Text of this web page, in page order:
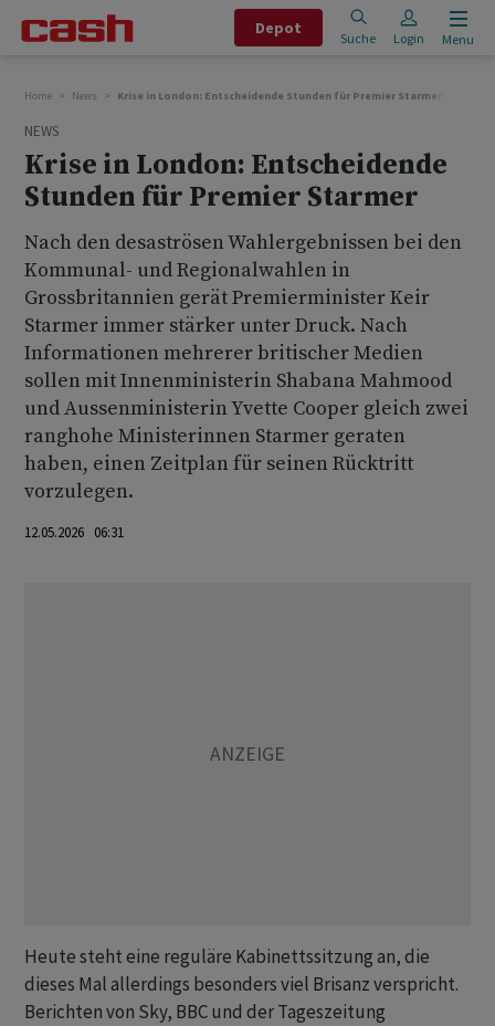
Depot
Suche Login Menu
Home News Krise in London: Entscheidende Stunden für Premier Starmer
NEWS
Krise in London: Entscheidende
Stunden für Premier Starmer
Nach den desaströsen Wahlergebnissen bei den
Kommunal- und Regionalwahlen in
Grossbritannien gerät Premierminister Keir
Starmer immer stärker unter Druck. Nach
Informationen mehrerer britischer Medien
sollen mit Innenministerin Shabana Mahmood
und Aussenministerin Yvette Cooper gleich zwei
ranghohe Ministerinnen Starmer geraten
haben, einen Zeitplan für seinen Rücktritt
vorzulegen.
12.05.2026 06:31
Heute steht eine reguläre Kabinettssitzung an, die
dieses Mal allerdings besonders viel Brisanz verspricht.
Berichten von Sky, BBC und der Tageszeitung